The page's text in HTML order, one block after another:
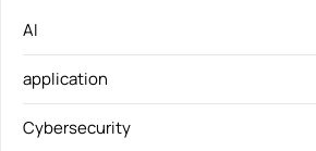
AI
application
Cybersecurity